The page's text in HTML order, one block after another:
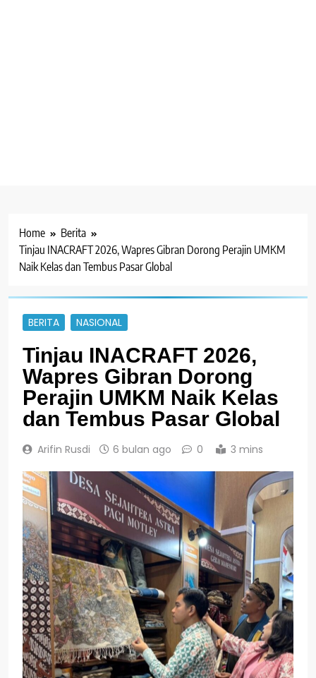
Home
Berita
Tinjau INACRAFT 2026, Wapres Gibran Dorong Perajin UMKM
Naik Kelas dan Tembus Pasar Global
BERITA NASIONAL
Tinjau INACRAFT 2026,
Wapres Gibran Dorong
Perajin UMKM Naik Kelas
dan Tembus Pasar Global
Arifin Rusdi 6 bulan ago 0 3 mins